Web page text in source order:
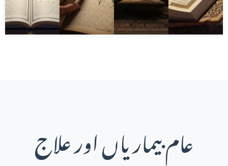
عام بیماریاں اور علاج